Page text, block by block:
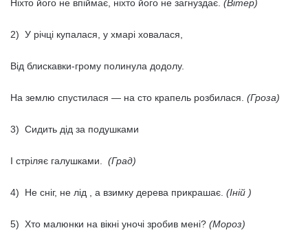
Ніхто його не впіймає, ніхто його не загнуздає. (Вітер)
2) У річці купалася, у хмарі ховалася,
Від блискавки-грому полинула додолу.
На землю спустилася — на сто крапель розбилася. (Гроза)
3) Сидить дід за подушками
І стріляє галушками. (Град)
4) Не сніг, не лід , а взимку дерева прикрашає. (Іній )
5) Хто малюнки на вікні уночі зробив мені? (Мороз)